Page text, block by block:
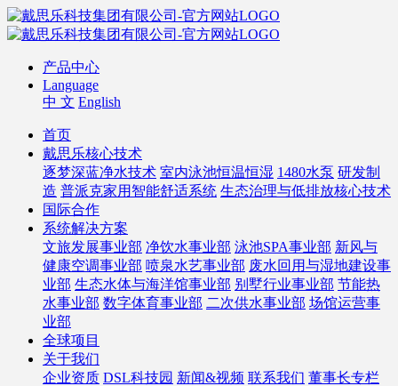
产品中心
Language
中 文 English
首页
戴思乐核心技术
逐梦深蓝净水技术 室内泳池恒温恒湿 1480水泵 研发制
造 普派克家用智能舒适系统 生态治理与低排放核心技术
国际合作
系统解决方案
文旅发展事业部 净饮水事业部 泳池SPA事业部 新风与
健康空调事业部 喷泉水艺事业部 废水回用与湿地建设事
业部 生态水体与海洋馆事业部 别墅行业事业部 节能热
水事业部 数字体育事业部 二次供水事业部 场馆运营事
业部
全球项目
关于我们
企业资质 DSL科技园 新闻&视频 联系我们 董事长专栏